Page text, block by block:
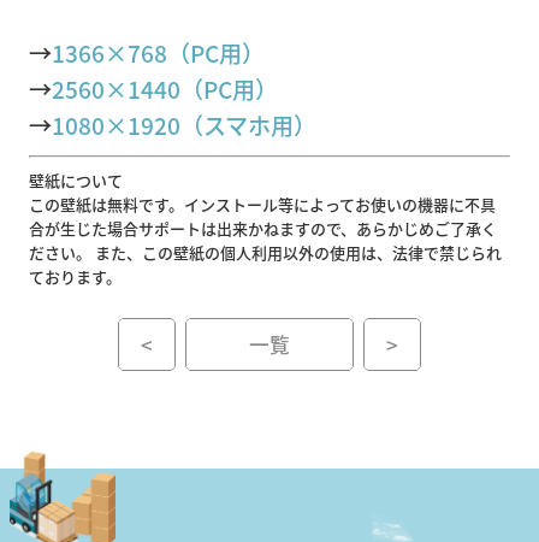
→1366×768（PC用）
→2560×1440（PC用）
→1080×1920（スマホ用）
壁紙について
この壁紙は無料です。インストール等によってお使いの機器に不具
合が生じた場合サポートは出来かねますので、あらかじめご了承く
ださい。 また、この壁紙の個人利用以外の使用は、法律で禁じられ
ております。
< 一覧 >